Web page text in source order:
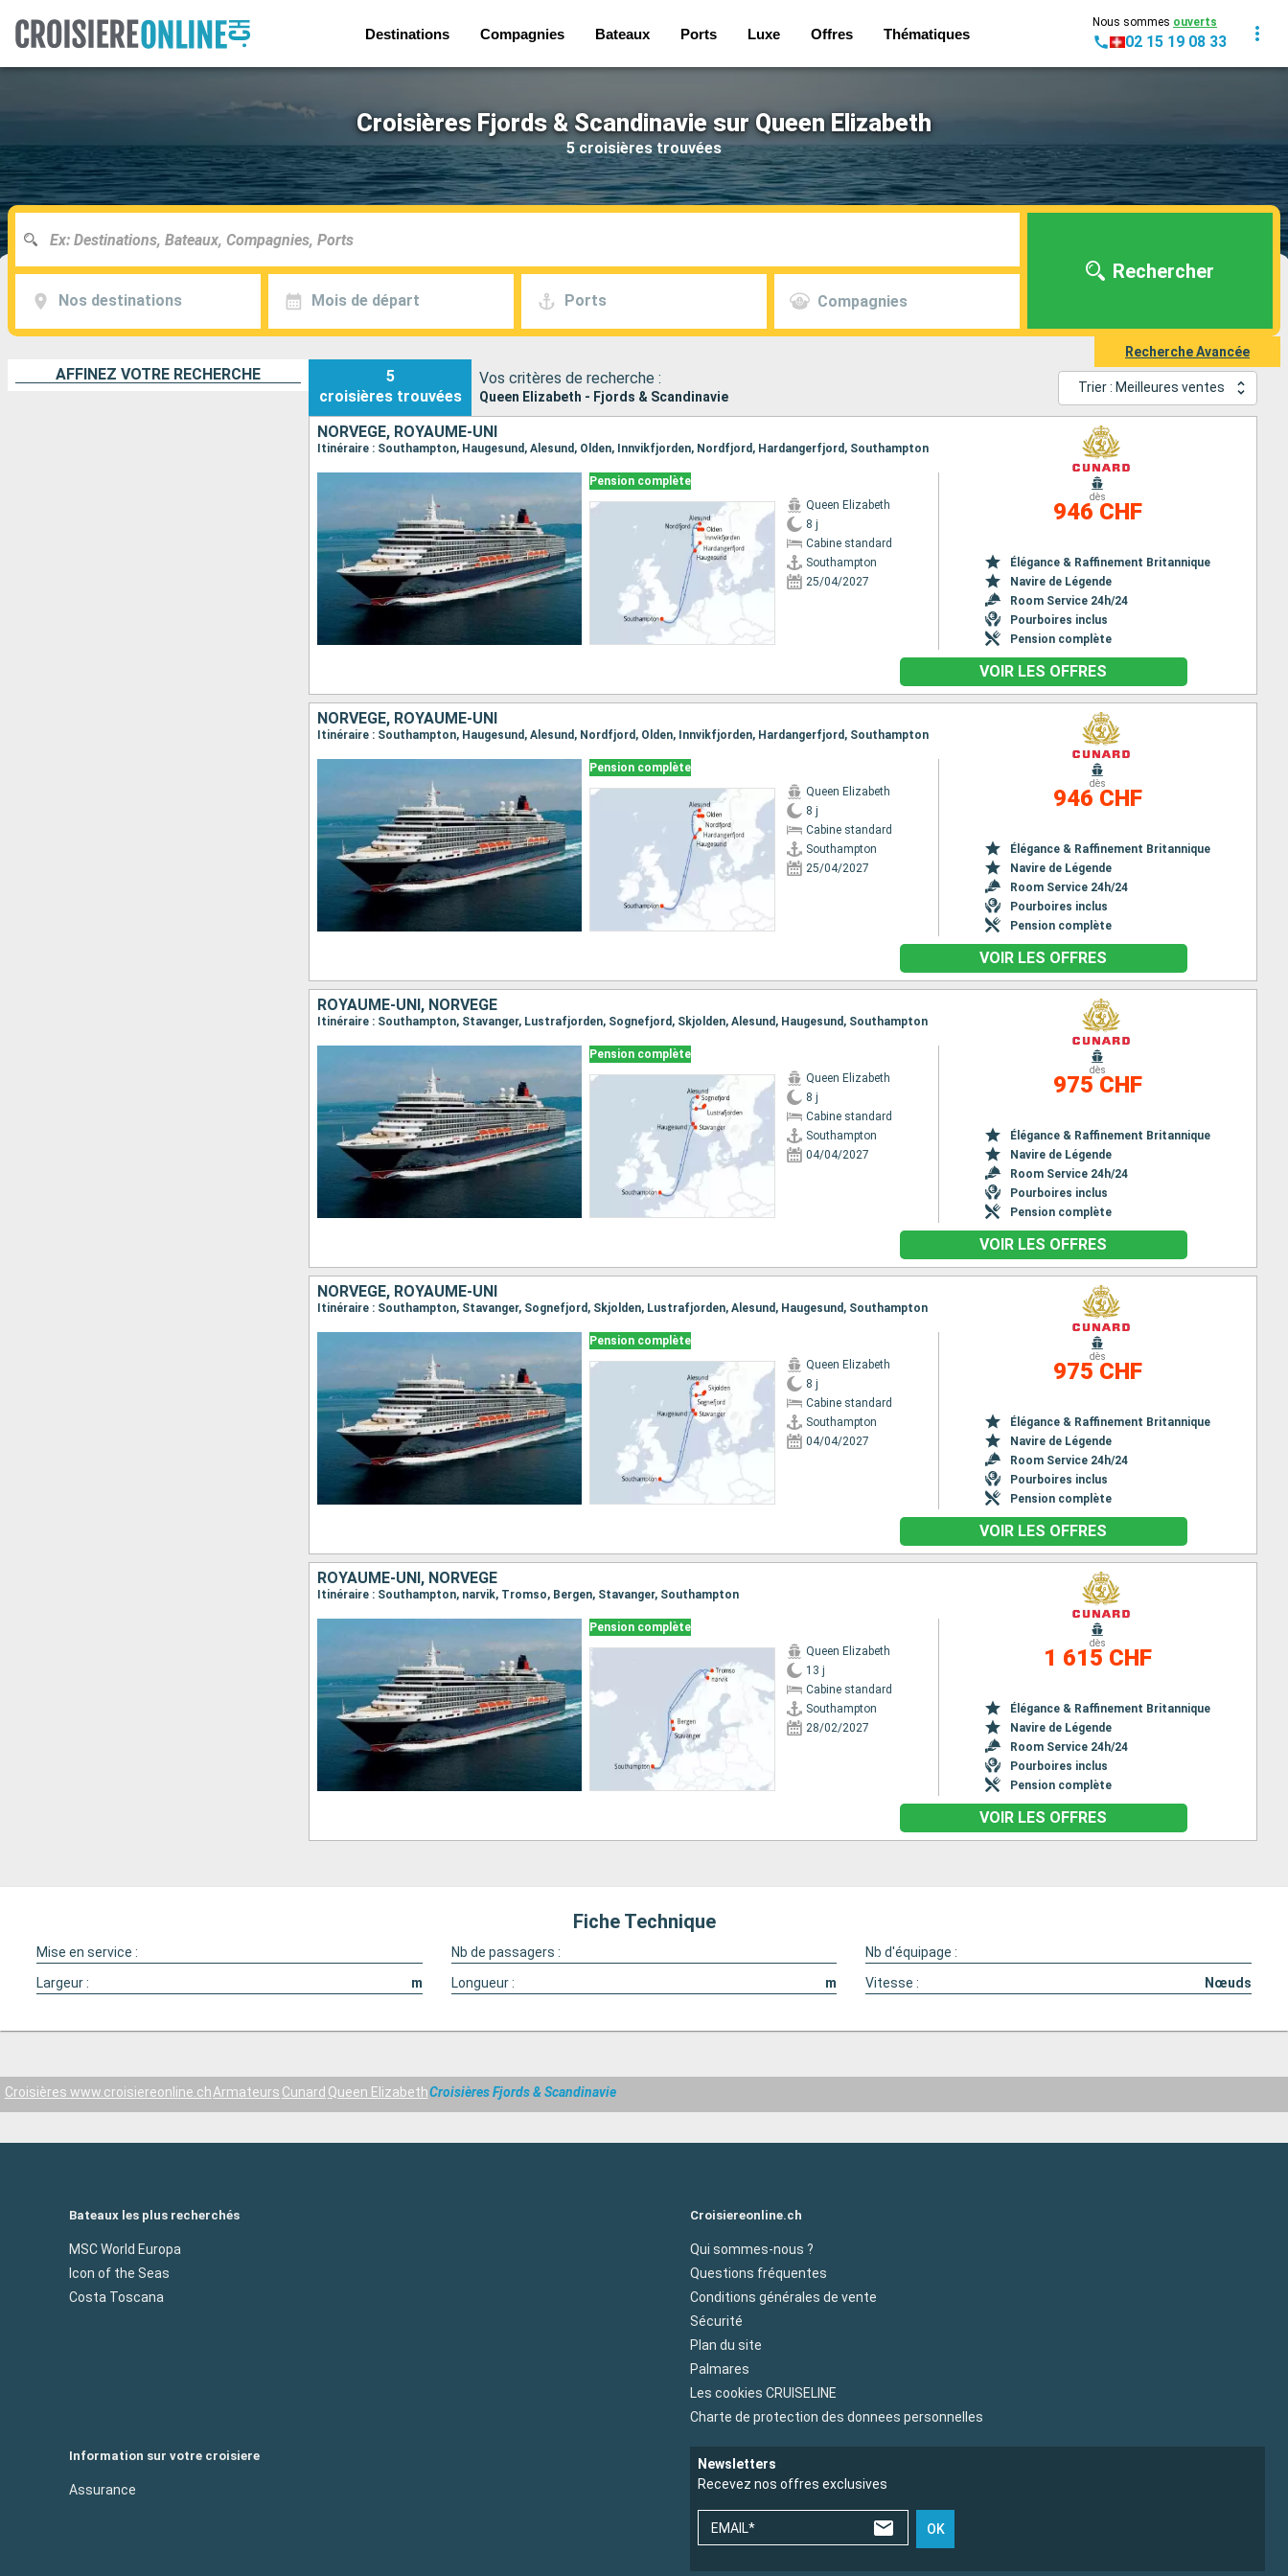
Destinations Compagnies Bateaux Ports Luxe Offres Thématiques
Nous sommes ouverts
02 15 19 08 33
Croisières Fjords & Scandinavie sur Queen Elizabeth
5 croisières trouvées
Nos destinations Mois de départ Ports Compagnies
Rechercher
Recherche Avancée
AFFINEZ VOTRE RECHERCHE
5
croisières trouvées
Vos critères de recherche :
Queen Elizabeth - Fjords & Scandinavie
Trier : Meilleures ventes
NORVÈGE, ROYAUME-UNI
Itinéraire : Southampton, Haugesund, Alesund, Olden, Innvikfjorden, Nordfjord, Hardangerfjord, Southampton
Pension complète
Queen Elizabeth
8 j
Cabine standard
Southampton
25/04/2027
dès
946 CHF
Élégance & Raffinement Britannique
Navire de Légende
Room Service 24h/24
Pourboires inclus
Pension complète
VOIR LES OFFRES
NORVÈGE, ROYAUME-UNI
Itinéraire : Southampton, Haugesund, Alesund, Nordfjord, Olden, Innvikfjorden, Hardangerfjord, Southampton
Pension complète
Queen Elizabeth
8 j
Cabine standard
Southampton
25/04/2027
dès
946 CHF
Élégance & Raffinement Britannique
Navire de Légende
Room Service 24h/24
Pourboires inclus
Pension complète
VOIR LES OFFRES
ROYAUME-UNI, NORVÈGE
Itinéraire : Southampton, Stavanger, Lustrafjorden, Sognefjord, Skjolden, Alesund, Haugesund, Southampton
Pension complète
Queen Elizabeth
8 j
Cabine standard
Southampton
04/04/2027
dès
975 CHF
Élégance & Raffinement Britannique
Navire de Légende
Room Service 24h/24
Pourboires inclus
Pension complète
VOIR LES OFFRES
NORVÈGE, ROYAUME-UNI
Itinéraire : Southampton, Stavanger, Sognefjord, Skjolden, Lustrafjorden, Alesund, Haugesund, Southampton
Pension complète
Queen Elizabeth
8 j
Cabine standard
Southampton
04/04/2027
dès
975 CHF
Élégance & Raffinement Britannique
Navire de Légende
Room Service 24h/24
Pourboires inclus
Pension complète
VOIR LES OFFRES
ROYAUME-UNI, NORVÈGE
Itinéraire : Southampton, narvik, Tromso, Bergen, Stavanger, Southampton
Pension complète
Queen Elizabeth
13 j
Cabine standard
Southampton
28/02/2027
dès
1 615 CHF
Élégance & Raffinement Britannique
Navire de Légende
Room Service 24h/24
Pourboires inclus
Pension complète
VOIR LES OFFRES
Fiche Technique
Mise en service : Nb de passagers :
Nb d'équipage :
Largeur :
m Longueur : m Vitesse : Nœuds
Croisières www.croisiereonline.chArmateurs Cunard Queen ElizabethCroisières Fjords & Scandinavie
Bateaux les plus recherchés
MSC World Europa
Icon of the Seas
Costa Toscana
Croisiereonline.ch
Qui sommes-nous ?
Questions fréquentes
Conditions générales de vente
Sécurité
Plan du site
Palmares
Les cookies CRUISELINE
Charte de protection des donnees personnelles
Information sur votre croisiere
Assurance
Newsletters
Recevez nos offres exclusives
EMAIL* OK